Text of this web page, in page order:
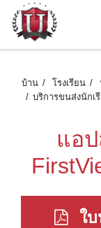
บ้าน โรงเรียน
บริการขนส่งนักเ
แอ
ใ